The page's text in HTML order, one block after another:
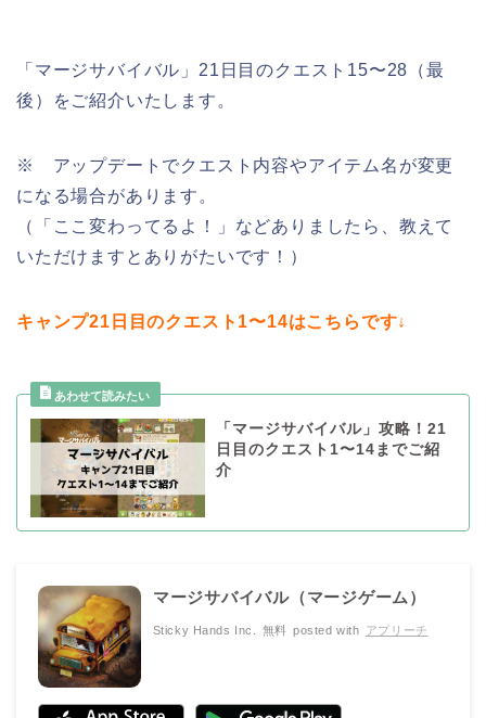
「マージサバイバル」21日目のクエスト15〜28（最
後）をご紹介いたします。
※ アップデートでクエスト内容やアイテム名が変更
になる場合があります。
（「ここ変わってるよ！」などありましたら、教えて
いただけますとありがたいです！）
キャンプ21日目のクエスト1〜14はこちらです↓
「マージサバイバル」攻略！21
日目のクエスト1〜14までご紹
介
マージサバイバル（マージゲーム）
Sticky Hands Inc. 無料 posted with アプリーチ